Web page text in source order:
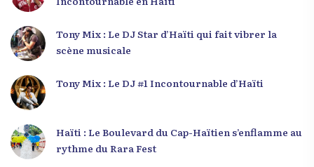
Tony Mix : Le DJ Star d’Haïti qui fait vibrer la
scène musicale
Tony Mix : Le DJ #1 Incontournable d’Haïti
Haïti : Le Boulevard du Cap-Haïtien s’enflamme au
rythme du Rara Fest